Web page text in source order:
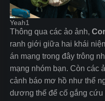
Yeah1
Thông qua các ảo ảnh,
ranh giới giữa hai khái
án mạng trong đây trông
mạng nhóm bạn. Còn các
cảnh báo mơ hồ như thể
dương thế để cố gắng